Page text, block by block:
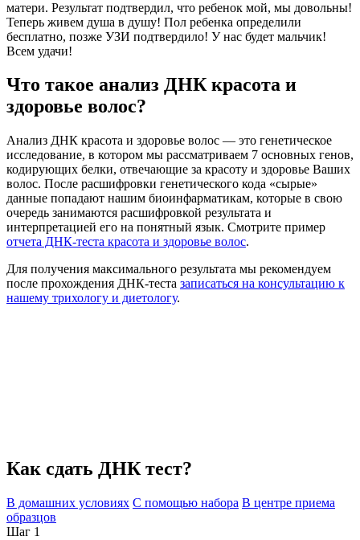
матери. Результат подтвердил, что ребенок мой, мы довольны!
Теперь живем душа в душу! Пол ребенка определили
бесплатно, позже УЗИ подтвердило! У нас будет мальчик!
Всем удачи!
Что такое анализ ДНК красота и
здоровье волос?
Анализ ДНК красота и здоровье волос — это генетическое
исследование, в котором мы рассматриваем 7 основных генов,
кодирующих белки, отвечающие за красоту и здоровье Ваших
волос. После расшифровки генетического кода «сырые»
данные попадают нашим биоинфарматикам, которые в свою
очередь занимаются расшифровкой результата и
интерпретацией его на понятный язык. Смотрите пример
отчета ДНК-теста красота и здоровье волос.
Для получения максимального результата мы рекомендуем
после прохождения ДНК-теста записаться на консультацию к
нашему трихологу и диетологу.
Как сдать ДНК тест?
В домашних условиях С помощью набора В центре приема
образцов
Шаг 1